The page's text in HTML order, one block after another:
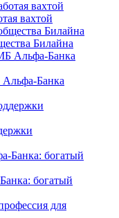
вахтой
Билайна
Банка
богатый